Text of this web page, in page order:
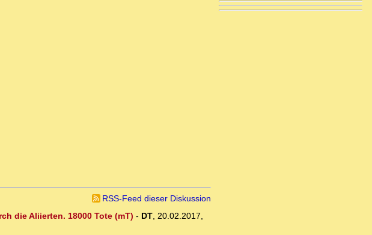
RSS-Feed dieser Diskussion
die Aliierten. 18000 Tote (mT) - DT, 20.02.2017,